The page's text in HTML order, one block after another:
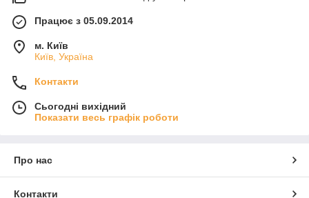
Працює з 05.09.2014
м. Київ
Київ, Україна
Контакти
Сьогодні вихідний
Показати весь графік роботи
Про нас
Контакти